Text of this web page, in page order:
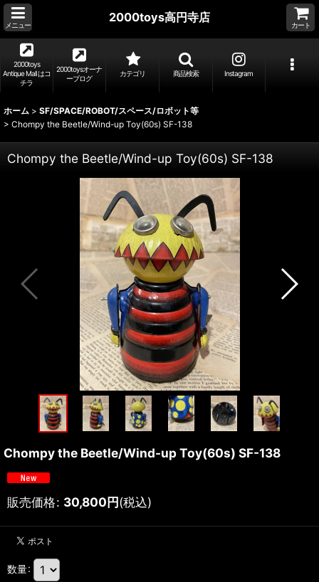
メニュー
2000toys高円寺店
カート
2000toys
Antique Mall はコ
チラ
2000toysオーナ
ーブログ
カテゴリ 商品検索 Instagram
ホーム > SF/SPACE/ROBOT/スペース/ロボット等
> Chompy the Beetle/Wind-up Toy(60s) SF-138
Chompy the Beetle/Wind-up Toy(60s) SF-138
Chompy the Beetle/Wind-up Toy(60s) SF-138
販売価格: 30,800円(税込)
数量: